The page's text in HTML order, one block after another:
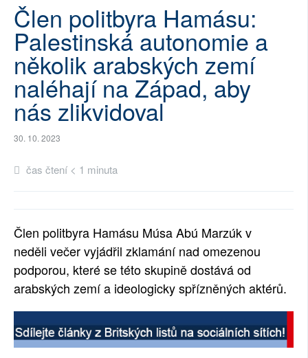
SOCIÁLNÍ SÍTĚ
RUBRIKY
PLNÁ VERZE STRÁNEK
Člen politbyra Hamásu:
Palestinská autonomie a
několik arabských zemí
naléhají na Západ, aby
nás zlikvidoval
30. 10. 2023
čas čtení < 1 minuta
Člen politbyra Hamásu Músa Abú Marzúk v
neděli večer vyjádřil zklamání nad omezenou
podporou, které se této skupině dostává od
arabských zemí a ideologicky spřízněných aktérů.